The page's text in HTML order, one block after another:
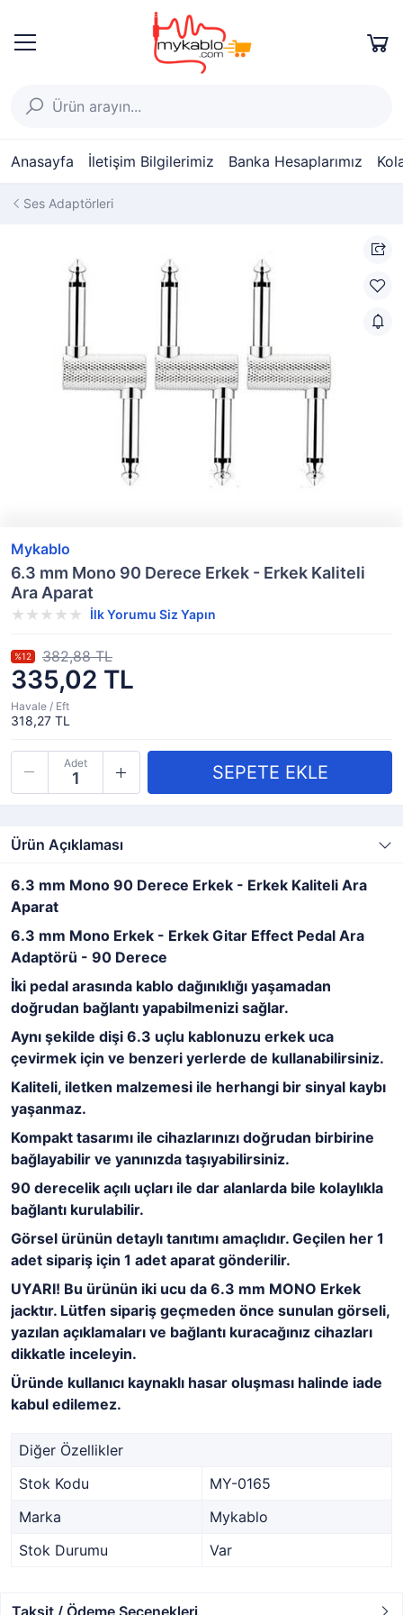
Anasayfa İletişim Bilgilerimiz Banka Hesaplarımız
Ses Adaptörleri
Mykablo
6.3 mm Mono 90 Derece Erkek - Erkek Kaliteli
Ara Aparat
İlk Yorumu Siz Yapın
335,02 TL
%12 382,88 TL
Havale / Eft
318,27 TL
Adet
Ürün Açıklaması
6.3 mm Mono 90 Derece Erkek - Erkek Kaliteli Ara
Aparat
6.3 mm Mono Erkek - Erkek Gitar Effect Pedal Ara
Adaptörü - 90 Derece
İki pedal arasında kablo dağınıklığı yaşamadan
doğrudan bağlantı yapabilmenizi sağlar.
Aynı şekilde dişi 6.3 uçlu kablonuzu erkek uca
çevirmek için ve benzeri yerlerde de kullanabilirsiniz.
Kaliteli, iletken malzemesi ile herhangi bir sinyal kaybı
yaşanmaz.
Kompakt tasarımı ile cihazlarınızı doğrudan birbirine
bağlayabilir ve yanınızda taşıyabilirsiniz.
90 derecelik açılı uçları ile dar alanlarda bile kolaylıkla
bağlantı kurulabilir.
Görsel ürünün detaylı tanıtımı amaçlıdır. Geçilen her 1
adet sipariş için 1 adet aparat gönderilir.
UYARI! Bu ürünün iki ucu da 6.3 mm MONO Erkek
jacktır. Lütfen sipariş geçmeden önce sunulan görseli,
yazılan açıklamaları ve bağlantı kuracağınız cihazları
dikkatle inceleyin.
Üründe kullanıcı kaynaklı hasar oluşması halinde iade
kabul edilemez.
Diğer Özellikler
Stok Kodu
MY-0165
Marka
Mykablo
Stok Durumu
Var
Taksit / Ödeme Seçenekleri